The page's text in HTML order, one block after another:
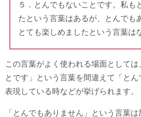
５．とんでもないことです。私も
たという言葉はあるが、とんでも
とても楽しめましたという言葉は
この言葉がよく使われる場面としては
とです」という言葉を間違えて「とん
表現している時などが挙げられます。
「とんでもありません」という言葉